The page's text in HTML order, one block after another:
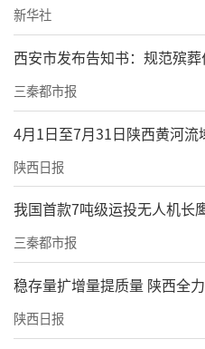
新华社
西安市发布告知书：规范殡
三秦都市报
4月1日至7月31日陕西黄河流
陕西日报
我国首款7吨级运投无人机长
三秦都市报
稳存量扩增量提质量 陕西全
陕西日报